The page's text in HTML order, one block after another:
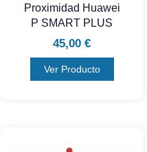
Proximidad Huawei
P SMART PLUS
45,00 €
Ver Producto